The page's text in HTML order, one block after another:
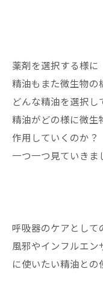
薬剤を選択する様に
精油もまた微生物の
どんな精油を選択し
精油がどの様に微生
作用していくのか？
一つ一つ見ていきま
呼吸器のケアとして
風邪やインフルエン
に使いたい精油との